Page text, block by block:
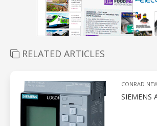
RELATED ARTICLES
CONRAD
SIEMENS